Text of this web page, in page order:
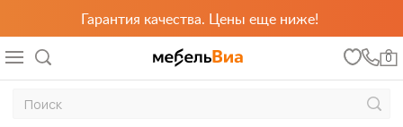
Гарантия качества. Цены еще ниже!
0